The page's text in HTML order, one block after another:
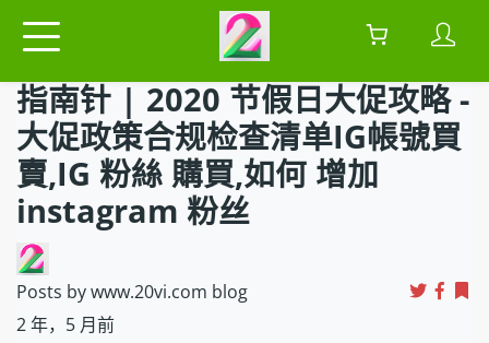
指南针 | 2020 节假日大促攻略 -
大促政策合规检查清单IG帳號買
賣,IG 粉絲 購買,如何 增加
instagram 粉丝
Posts by www.20vi.com blog
2 年，5 月前